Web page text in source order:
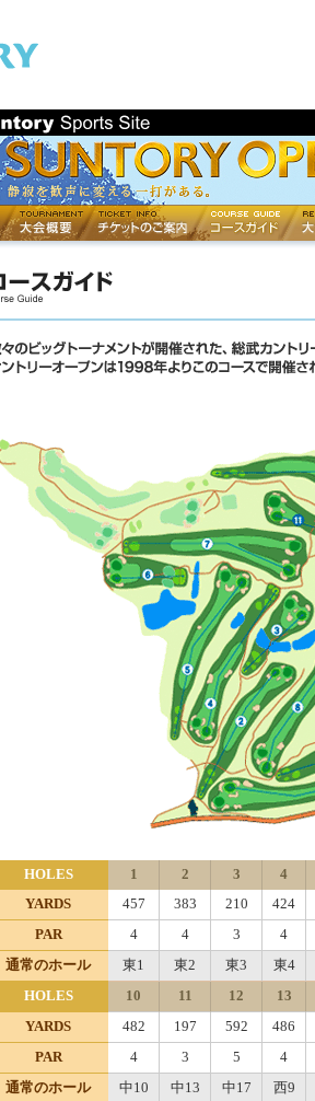
HOLES 1 2 3 4
YARDS
457 383 210 424
PAR 4 4 3 4
通常のホール
東1 東2 東3 東4
HOLES
10 11 12 13
YARDS
482 197 592 486
PAR
4 3 5 4
通常のホール
中10 中13 中17 西9